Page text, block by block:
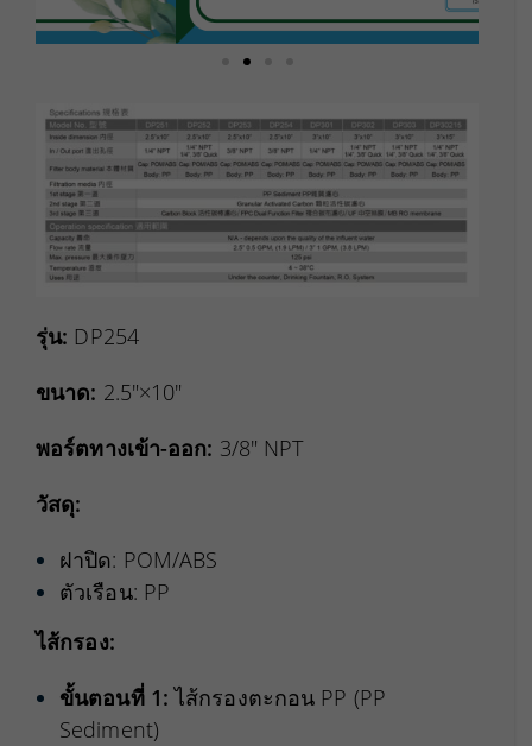
รุ่น: DP254
ขนาด: 2.5″×10″
พอร์ตทางเข้า-ออก: 3/8″ NPT
วัสดุ:
ฝาปิด: POM/ABS
ตัวเรือน: PP
ไส้กรอง:
ขั้นตอนที่ 1: ไส้กรองตะกอน PP (PP
Sediment)